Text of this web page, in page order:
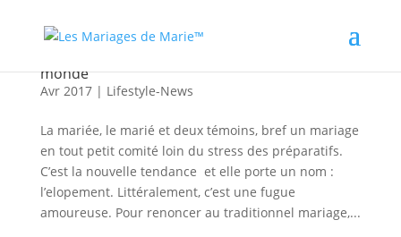
monde
Avr 2017| Lifestyle-News
La mariée, le marié et deux témoins, bref un mariage
en tout petit comité loin du stress des préparatifs.
C’est la nouvelle tendance et elle porte un nom :
l’elopement. Littéralement, c’est une fugue
amoureuse. Pour renoncer au traditionnel mariage,...